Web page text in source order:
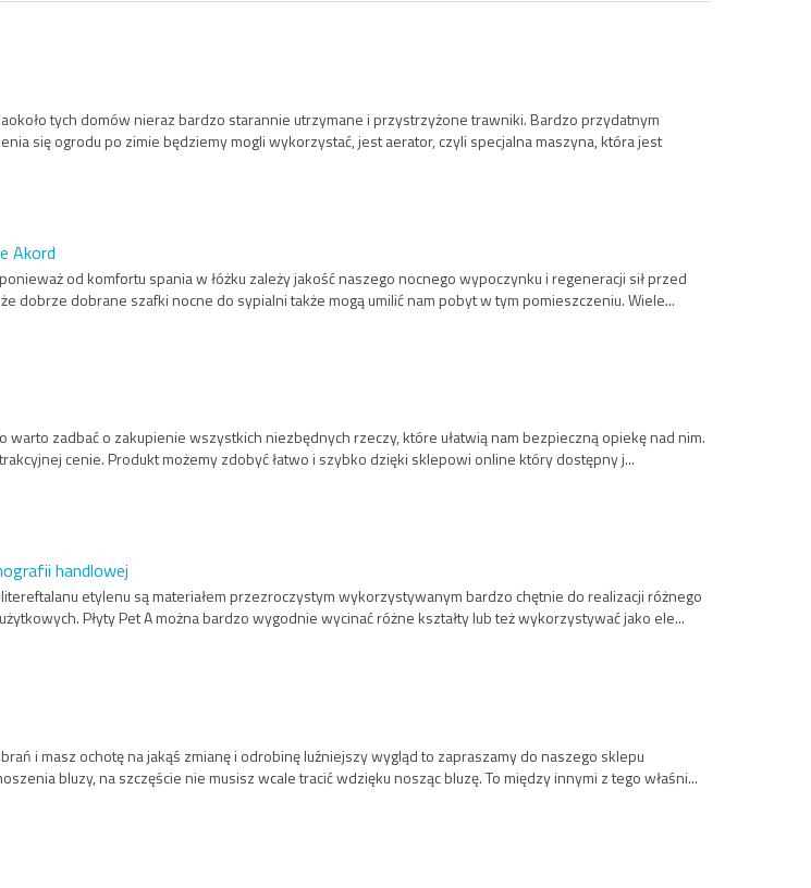
tych domów nieraz bardzo starannie utrzymane i przystrzyżone trawniki. Bardzo przydatnym
się ogrodu po zimie będziemy mogli wykorzystać, jest aerator, czyli specjalna maszyna, która jest
Akord
od komfortu spania w łóżku zależy jakość naszego nocnego wypoczynku i regeneracji sił przed
dobrze dobrane szafki nocne do sypialni także mogą umilić nam pobyt w tym pomieszczeniu. Wiele...
warto zadbać o zakupienie wszystkich niezbędnych rzeczy, które ułatwią nam bezpieczną opiekę nad nim.
cenie. Produkt możemy zdobyć łatwo i szybko dzięki sklepowi online który dostępny j...
handlowej
etylenu są materiałem przezroczystym wykorzystywanym bardzo chętnie do realizacji różnego
Płyty Pet A można bardzo wygodnie wycinać różne kształty lub też wykorzystywać jako ele...
i masz ochotę na jakąś zmianę i odrobinę luźniejszy wygląd to zapraszamy do naszego sklepu
bluzy, na szczęście nie musisz wcale tracić wdzięku nosząc bluzę. To między innymi z tego właśni...